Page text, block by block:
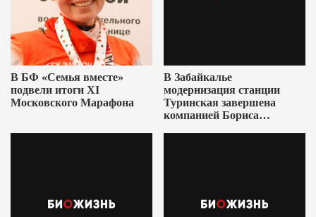
В БФ «Семья вместе»
подвели итоги XI
Московского Марафона
В Забайкалье
модернизация станции
Туринская завершена
компанией Бориса